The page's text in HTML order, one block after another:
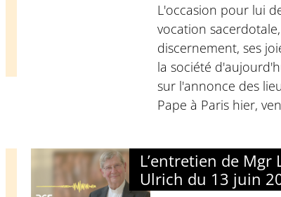
L'occasion pour lui
vocation
discernement, ses
la société
sur l'annonce des
Pape à Paris hier,
L’entretien de Mgr
Ulrich du 13 juin